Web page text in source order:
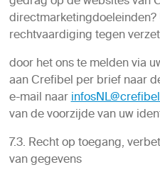
rechtvaardiging tegen
door het ons te melden via
aan Crefibel per brief naar
e-mail naar
van de voorzijde van uw
7.3. Recht op toegang,
van gegevens